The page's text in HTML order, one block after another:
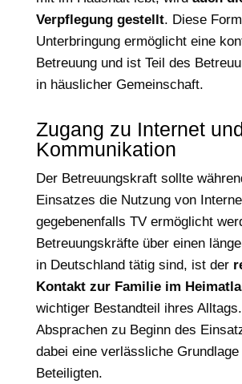
Verpflegung gestellt. Diese
Unterbringung ermöglicht eine
Betreuung und ist Teil des
in häuslicher Gemeinschaft.
Zugang zu Internet
Kommunikation
Der Betreuungskraft sollte
Einsatzes die Nutzung von
gegebenenfalls TV ermöglicht
Betreuungskräfte über einen
in Deutschland tätig sind, ist der
Kontakt zur Familie im
wichtiger Bestandteil ihres
Absprachen zu Beginn des
dabei eine verlässliche
Beteiligten.